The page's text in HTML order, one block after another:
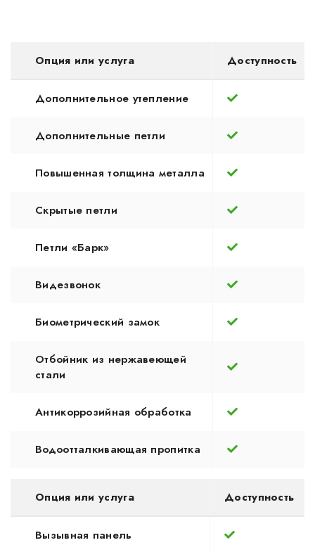
Опция или услуга Доступность
Дополнительное утепление
Дополнительные петли
Повышенная толщина металла
Скрытые петли
Петли «Барк»
Видезвонок
Биометрический замок
Отбойник из нержавеющей
стали
Антикоррозийная обработка
Водоотталкивающая пропитка
Опция или услуга Доступность
Вызывная панель